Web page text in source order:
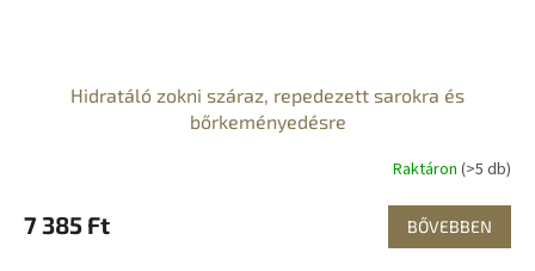
Hidratáló zokni száraz, repedezett sarokra és
bőrkeményedésre
Raktáron (>5 db)
7 385 Ft BŐVEBBEN